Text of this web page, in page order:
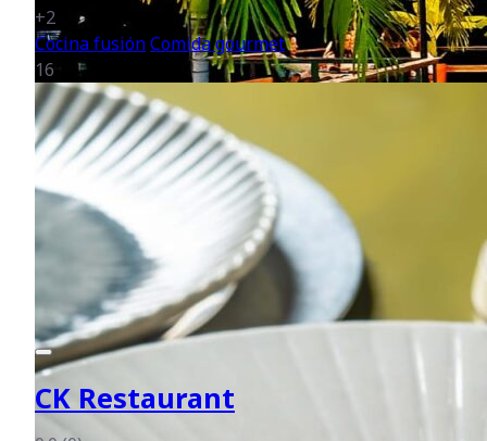
+2
Cocina fusiónComida gourmet
16
CK Restaurant